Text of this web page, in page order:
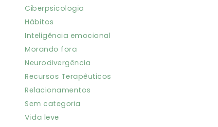
Ciberpsicologia
Hábitos
Inteligência emocional
Morando fora
Neurodivergência
Recursos Terapêuticos
Relacionamentos
Sem categoria
Vida leve